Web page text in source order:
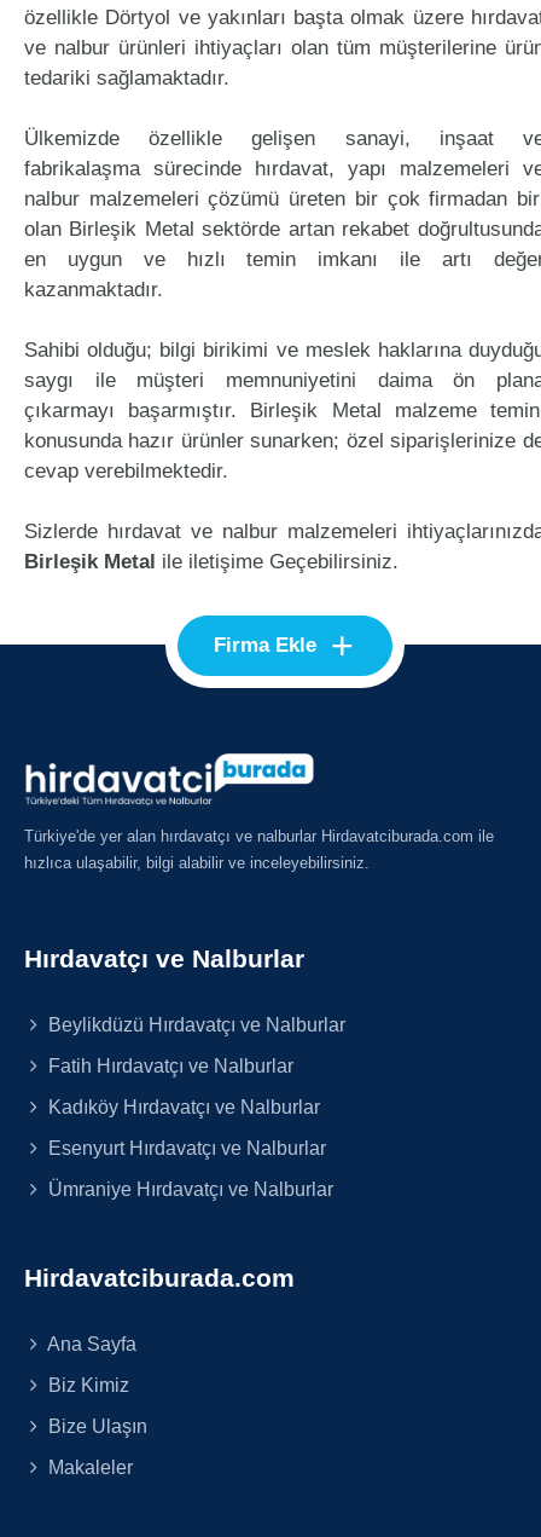
özellikle Dörtyol ve yakınları başta olmak üzere
ve nalbur ürünleri ihtiyaçları olan tüm müşterilerine
tedariki sağlamaktadır.
Ülkemizde özellikle gelişen sanayi, inşaat
fabrikalaşma sürecinde hırdavat, yapı malzemeleri
nalbur malzemeleri çözümü üreten bir çok firmadan
olan Birleşik Metal sektörde artan rekabet
en uygun ve hızlı temin imkanı ile artı
kazanmaktadır.
Sahibi olduğu; bilgi birikimi ve meslek haklarına
saygı ile müşteri memnuniyetini daima ön
çıkarmayı başarmıştır. Birleşik Metal malzeme
konusunda hazır ürünler sunarken; özel siparişlerinize
cevap verebilmektedir.
Sizlerde hırdavat ve nalbur malzemeleri
Birleşik Metal ile iletişime Geçebilirsiniz.
Firma Ekle +
Türkiye'de yer alan hırdavatçı ve nalburlar Hirdavatciburada.com ile
hızlıca ulaşabilir, bilgi alabilir ve inceleyebilirsiniz.
Hırdavatçı ve Nalburlar
Beylikdüzü Hırdavatçı ve Nalburlar
Fatih Hırdavatçı ve Nalburlar
Kadıköy Hırdavatçı ve Nalburlar
Esenyurt Hırdavatçı ve Nalburlar
Ümraniye Hırdavatçı ve Nalburlar
Hirdavatciburada.com
Ana Sayfa
Biz Kimiz
Bize Ulaşın
Makaleler